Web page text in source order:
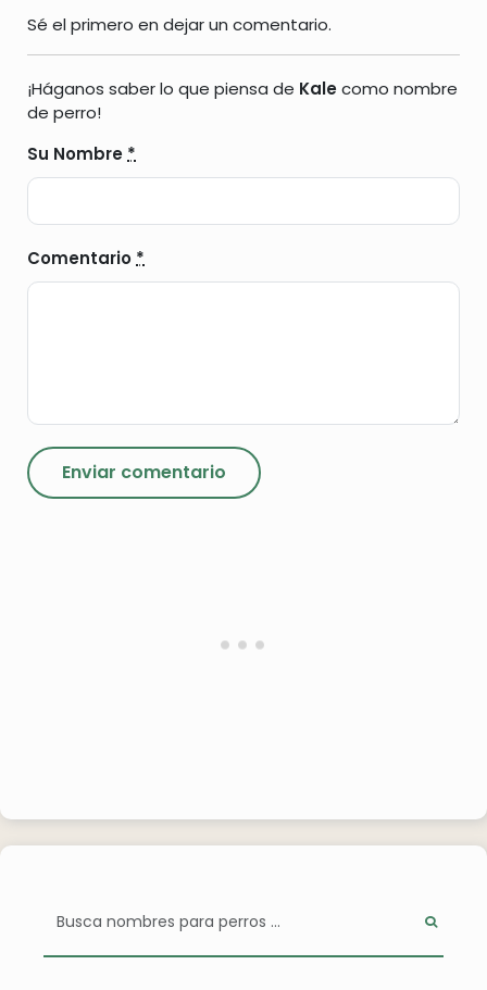
Sé el primero en dejar un comentario.
¡Háganos saber lo que piensa de Kalecomo nombre
de perro!
Su Nombre *
Comentario *